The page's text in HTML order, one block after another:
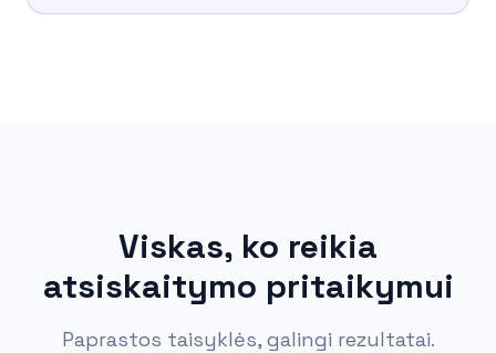
Viskas, ko reikia
atsiskaitymo pritaikymui
Paprastos taisyklės, galingi rezultatai.